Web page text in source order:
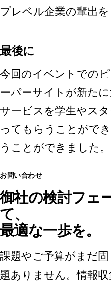
プレベル企業の輩出を
最後に
今回のイベントでの
ーパーサイトが新た
サービスを学生やス
ってもらうことがで
うことができました。
お問い合わせ
御社の検討フェ
て、
最適な一歩を。
課題やご予算がまだ
題ありません。情報